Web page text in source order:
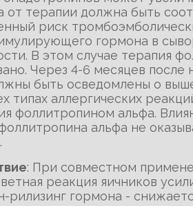
от терапии должна быть
риск
гормона в
В этом случае терапия
Через 4-6 месяцев
быть осведомлены о
типах аллергических
фоллитропином альфа.
альфа не
: При совместном
реакция яичников
рилизинг гормона -